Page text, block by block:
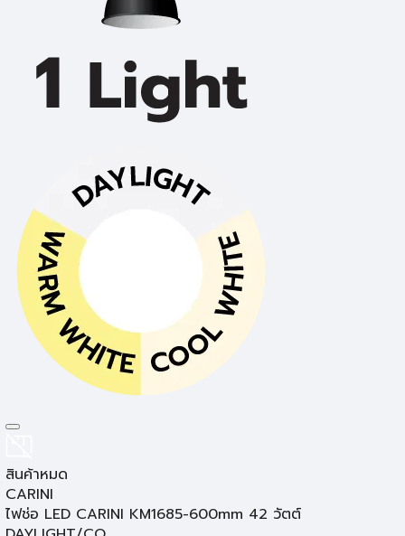
โคมไฟอ่านหนังสือ
สินค้าหมด
CARINI
ไฟช่อ LED CARINI KM1685-600mm 42 วัตต์